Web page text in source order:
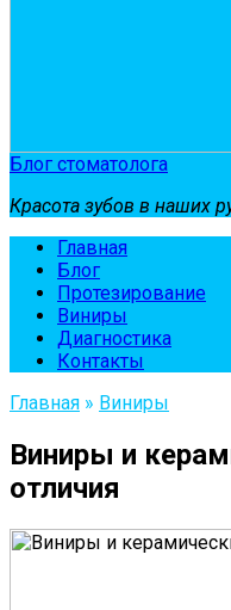
Блог стоматолога
Красота зубов в наших
Главная
Блог
Протезирование
Виниры
Диагностика
Контакты
Главная » Виниры
Виниры и
отличия